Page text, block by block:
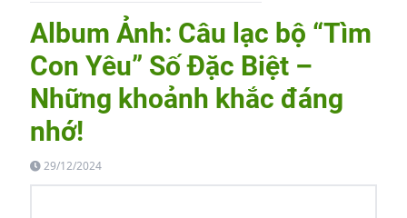
Album Ảnh: Câu lạc bộ “Tìm
Con Yêu” Số Đặc Biệt –
Những khoảnh khắc đáng
nhớ!
29/12/2024